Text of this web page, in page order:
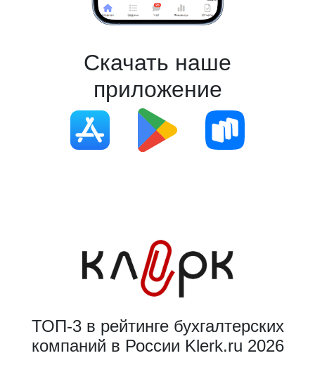
Скачать наше
приложение
ТОП-3 в рейтинге бухгалтерских
компаний в России Klerk.ru 2026